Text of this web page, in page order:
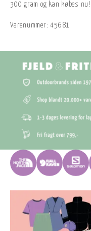
300 gram og kan købes nu!
Varenummer: 45681